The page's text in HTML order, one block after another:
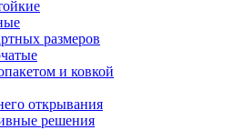
размеров
и ковкой
открывания
решения